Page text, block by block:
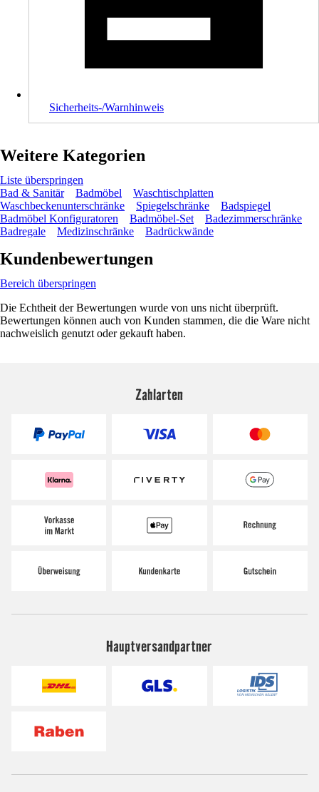
Sicherheits-/Warnhinweis
Weitere Kategorien
Liste überspringen
Bad & Sanitär
Badmöbel
Waschtischplatten
Waschbeckenunterschränke
Spiegelschränke
Badspiegel
Badmöbel Konfiguratoren
Badmöbel-Set
Badezimmerschränke
Badregale
Medizinschränke Badrückwände
Kundenbewertungen
Bereich überspringen
Die Echtheit der Bewertungen wurde von uns nicht überprüft.
Bewertungen können auch von Kunden stammen, die die Ware nicht
nachweislich genutzt oder gekauft haben.
Zahlarten
Hauptversandpartner